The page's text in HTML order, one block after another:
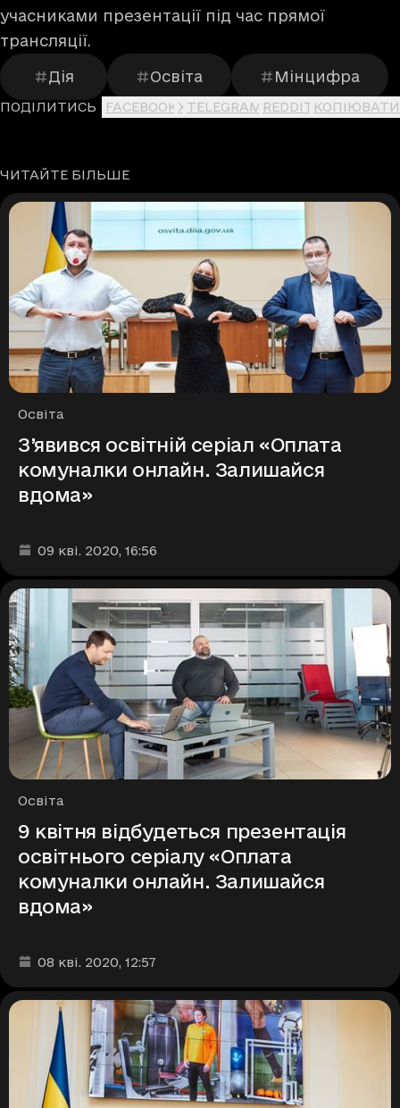
учасниками презентації під час прямої
трансляції.
Дія Освіта Мінцифра
ПОДІЛИТИСЬ FACEBOOK X TELEGRAM REDDIT КОПІЮВАТИ
ЧИТАЙТЕ БІЛЬШЕ
Рубрики
Освіта
З’явився освітній серіал «Оплата
комуналки онлайн. Залишайся
вдома»
Дата та час публікації
09 кві. 2020, 16:56
Рубрики
Освіта
9 квітня відбудеться презентація
освітнього серіалу «Оплата
комуналки онлайн. Залишайся
вдома»
Дата та час публікації
08 кві. 2020, 12:57